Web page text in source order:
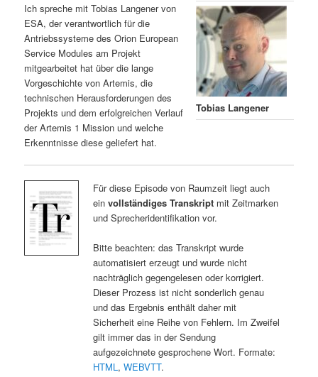
n
Tobias Langener
Ich spreche mit Tobias Langener von
ESA, der verantwortlich für die
Antriebssysteme des Orion European
Service Modules am Projekt
mitgearbeitet hat über die lange
Vorgeschichte von Artemis, die
technischen Herausforderungen des
Projekts und dem erfolgreichen Verlauf
der Artemis 1 Mission und welche
Erkenntnisse diese geliefert hat.
Für diese Episode von Raumzeit liegt auch
ein vollständiges Transkriptmit Zeitmarken
und Sprecheridentifikation vor.
Bitte beachten: das Transkript wurde
automatisiert erzeugt und wurde nicht
nachträglich gegengelesen oder korrigiert.
Dieser Prozess ist nicht sonderlich genau
und das Ergebnis enthält daher mit
Sicherheit eine Reihe von Fehlern. Im Zweifel
gilt immer das in der Sendung
aufgezeichnete gesprochene Wort. Formate:
HTML, WEBVTT.